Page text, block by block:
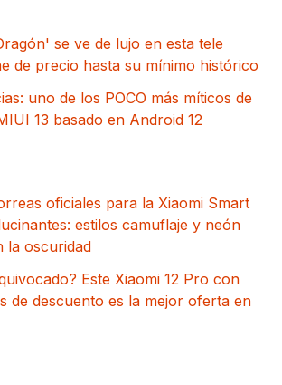
se ve de lujo en esta tele
de precio hasta su mínimo histórico
uno de los POCO más míticos de
13 basado en Android 12
oficiales para la Xiaomi Smart
estilos camuflaje y neón
la oscuridad
Este Xiaomi 12 Pro con
de descuento es la mejor oferta en